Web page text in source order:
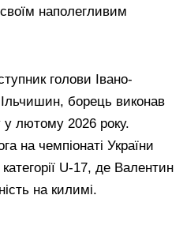
наполегливим
голови Івано-
борець виконав
лютому 2026 року.
на чемпіонаті України
U-17, де Валентин
на килимі.